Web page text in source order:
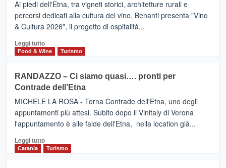
Alcantara
nei
primi
nella
classifica
DOMENICO
PALACE
TAORMINA,
UN
HOTEL
FOUR
IL
NUOVO
SUMMER
CLUB
Ai piedi dell'Etna, tra vigneti storici, architetture rurali e
percorsi dedicati alla cultura del vino, Benanti presenta "Vino
& Cultura 2026", il progetto di ospitalità...
Leggi tuttoLeggi
di
VIAGRANDE
(Ct)
–
Benanti
presenta
“Vino
&
Cultura
Food & Wine Turismo
RANDAZZO – Ci siamo quasi…. pronti per
Contrade dell’Etna
MICHELE LA ROSA - Torna Contrade dell'Etna, uno degli
appuntamenti più attesi. Subito dopo il Vinitaly di Verona
l'appuntamento è alle falde dell'Etna, nella location già...
Leggi tuttoLeggi
di
Catania Turismo